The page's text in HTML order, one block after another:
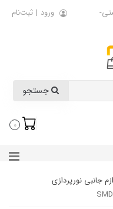
ورود | ثبت‌نام
0
جانبی نورپردازی